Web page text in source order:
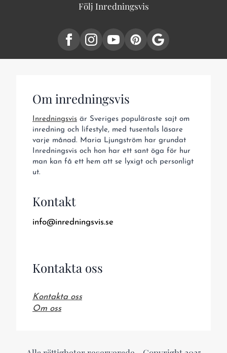
Följ Inredningsvis
Om inredningsvis
Inredningsvis är Sveriges populäraste sajt om
inredning och lifestyle, med tusentals läsare
varje månad. Maria Ljungström har grundat
Inredningsvis och hon har ett sant öga för hur
man kan få ett hem att se lyxigt och personligt
ut.
Kontakt
info@inredningsvis.se
Kontakta oss
Kontakta oss
Om oss